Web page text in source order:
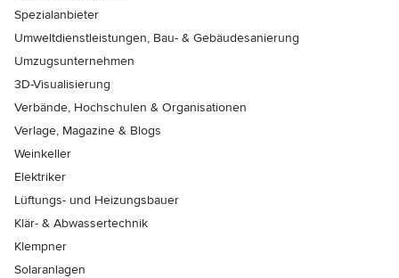
Spezialanbieter
Umweltdienstleistungen, Bau- & Gebäudesanierung
Umzugsunternehmen
3D-Visualisierung
Verbände, Hochschulen & Organisationen
Verlage, Magazine & Blogs
Weinkeller
Elektriker
Lüftungs- und Heizungsbauer
Klär- & Abwassertechnik
Klempner
Solaranlagen